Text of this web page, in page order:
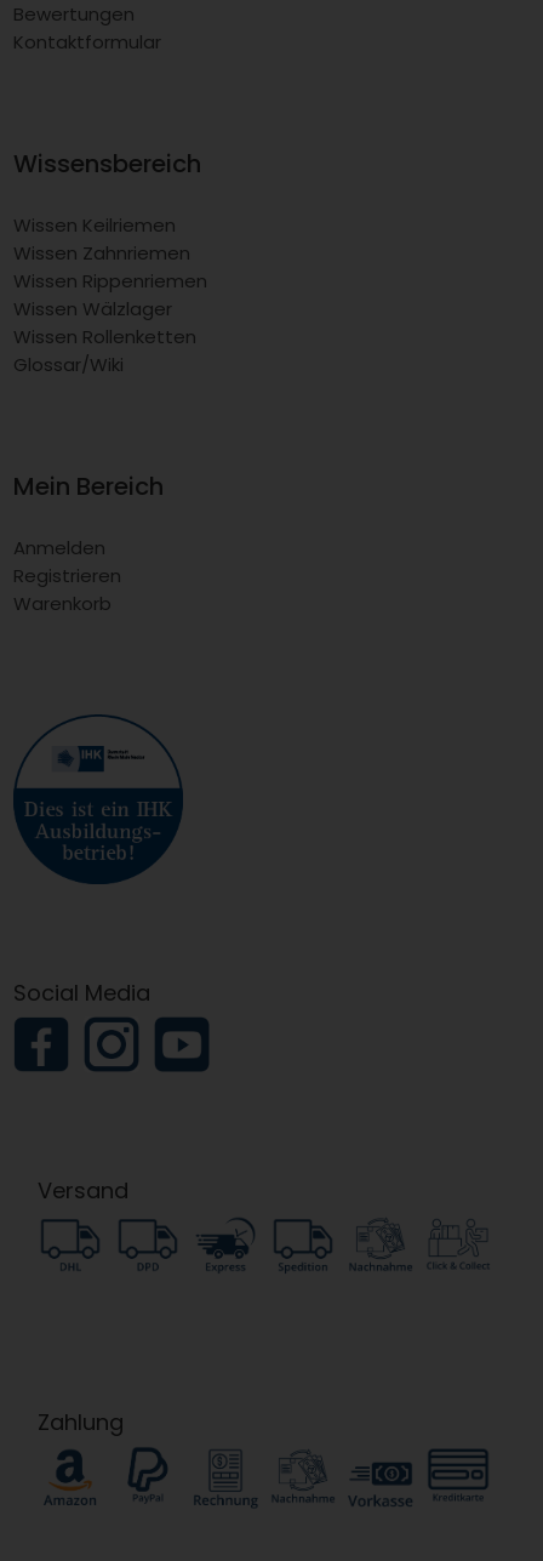
Bewertungen
Kontaktformular
Wissensbereich
Wissen Keilriemen
Wissen Zahnriemen
Wissen Rippenriemen
Wissen Wälzlager
Wissen Rollenketten
Glossar/Wiki
Mein Bereich
Anmelden
Registrieren
Warenkorb
Social Media
Versand
Zahlung